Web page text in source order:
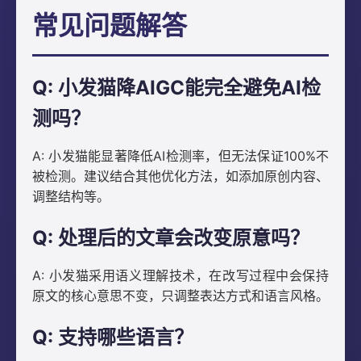
常见问题解答
Q: 小发猫降AIGC能完全避免AI检
测吗？
A: 小发猫能显著降低AI检测率，但无法保证100%不
被检测。建议结合其他优化方法，如添加原创内容、
调整结构等。
Q: 处理后的文章会改变原意吗？
A: 小发猫采用语义理解技术，在改写过程中会保持
原文的核心意思不变，只调整表达方式和语言风格。
Q: 支持哪些语言？